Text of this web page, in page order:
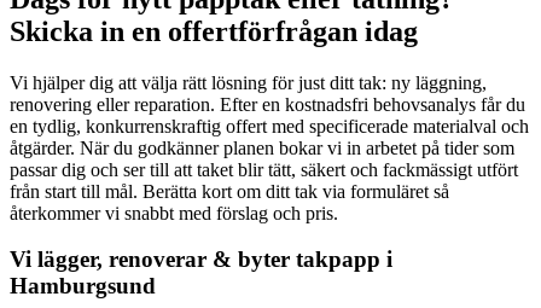
Skicka in en offertförfrågan idag
Vi hjälper dig att välja rätt lösning för just ditt tak: ny läggning,
renovering eller reparation. Efter en kostnadsfri behovsanalys får du
en tydlig, konkurrenskraftig offert med specificerade materialval och
åtgärder. När du godkänner planen bokar vi in arbetet på tider som
passar dig och ser till att taket blir tätt, säkert och fackmässigt utfört
från start till mål. Berätta kort om ditt tak via formuläret så
återkommer vi snabbt med förslag och pris.
Vi lägger, renoverar & byter takpapp i
Hamburgsund